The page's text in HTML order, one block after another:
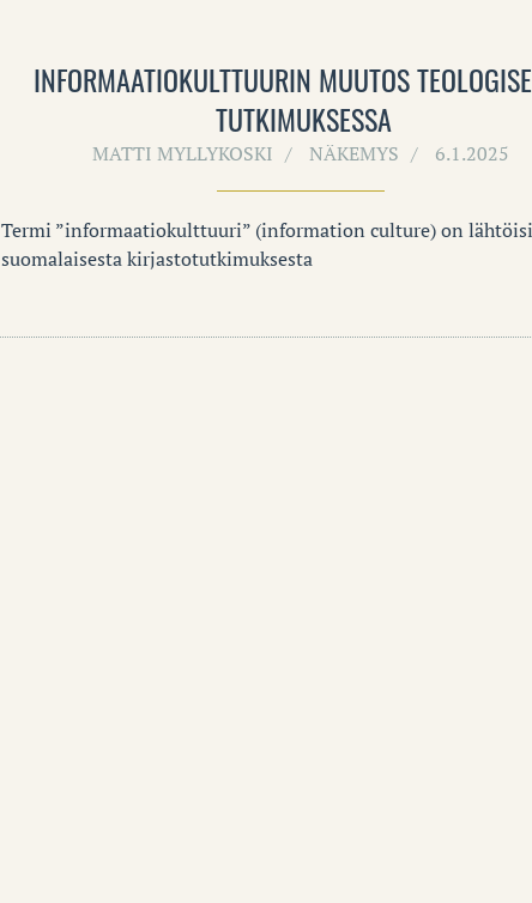
INFORMAATIOKULTTUURIN MUUTOS
TUTKIMUKSESSA
MATTI MYLLYKOSKI NÄKEMYS 6.1.2025
Termi ”informaatiokulttuuri” (information culture) on
suomalaisesta kirjastotutkimuksesta